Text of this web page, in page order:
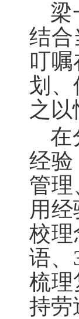
梁
结合
叮
划、
之以
在
经验
管理
用
校理
语、
梳理
持劳